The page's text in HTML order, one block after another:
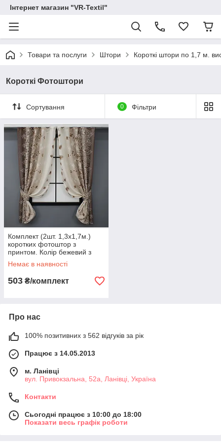
Інтернет магазин "VR-Textil"
Товари та послуги Штори Короткі штори по 1,7 м.
Короткі Фотоштори
Сортування 0 Фільтри
Комплект (2шт. 1,3х1,7м.)
коротких фотоштор з
принтом. Колір бежевий з
коричневим. Код 1432ш 35-
0184
Немає в наявності
503 ₴/комплект
Про нас
100% позитивних з 562 відгуків за рік
Працює з 14.05.2013
м. Ланівці
вул. Привокзальна, 52а, Ланівці, Україна
Контакти
Сьогодні працює з 10:00 до 18:00
Показати весь графік роботи